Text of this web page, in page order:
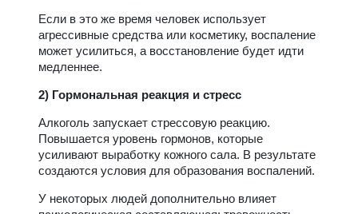
Если в это же время человек использует
агрессивные средства или косметику, воспаление
может усилиться, а восстановление будет идти
медленнее.
2) Гормональная реакция и стресс
Алкоголь запускает стрессовую реакцию.
Повышается уровень гормонов, которые
усиливают выработку кожного сала. В результате
создаются условия для образования воспалений.
У некоторых людей дополнительно влияет